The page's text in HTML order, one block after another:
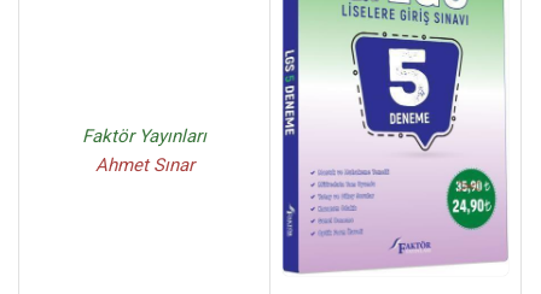
Faktör Yayınları
Ahmet Sınar